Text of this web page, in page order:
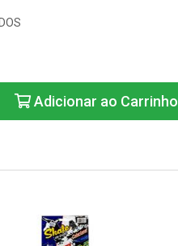
Adicionar ao Carrinho